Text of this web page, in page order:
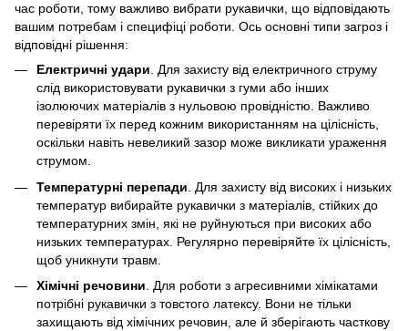
час роботи, тому важливо вибрати рукавички, що відповідають
вашим потребам і специфіці роботи. Ось основні типи загроз і
відповідні рішення:
Електричні удари. Для захисту від електричного струму
слід використовувати рукавички з гуми або інших
ізолюючих матеріалів з нульовою провідністю. Важливо
перевіряти їх перед кожним використанням на цілісність,
оскільки навіть невеликий зазор може викликати ураження
струмом.
Температурні перепади . Для захисту від високих і низьких
температур вибирайте рукавички з матеріалів, стійких до
температурних змін, які не руйнуються при високих або
низьких температурах. Регулярно перевіряйте їх цілісність,
щоб уникнути травм.
Хімічні речовини . Для роботи з агресивними хімікатами
потрібні рукавички з товстого латексу. Вони не тільки
захищають від хімічних речовин, але й зберігають часткову